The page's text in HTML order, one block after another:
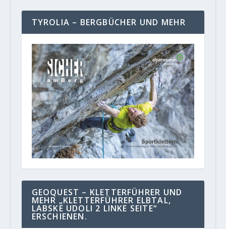
TYROLIA – BERGBÜCHER UND MEHR
GEOQUEST – KLETTERFÜHRER UND
MEHR „KLETTERFÜHRER ELBTAL,
LABSKE UDOLI 2 LINKE SEITE“
ERSCHIENEN.